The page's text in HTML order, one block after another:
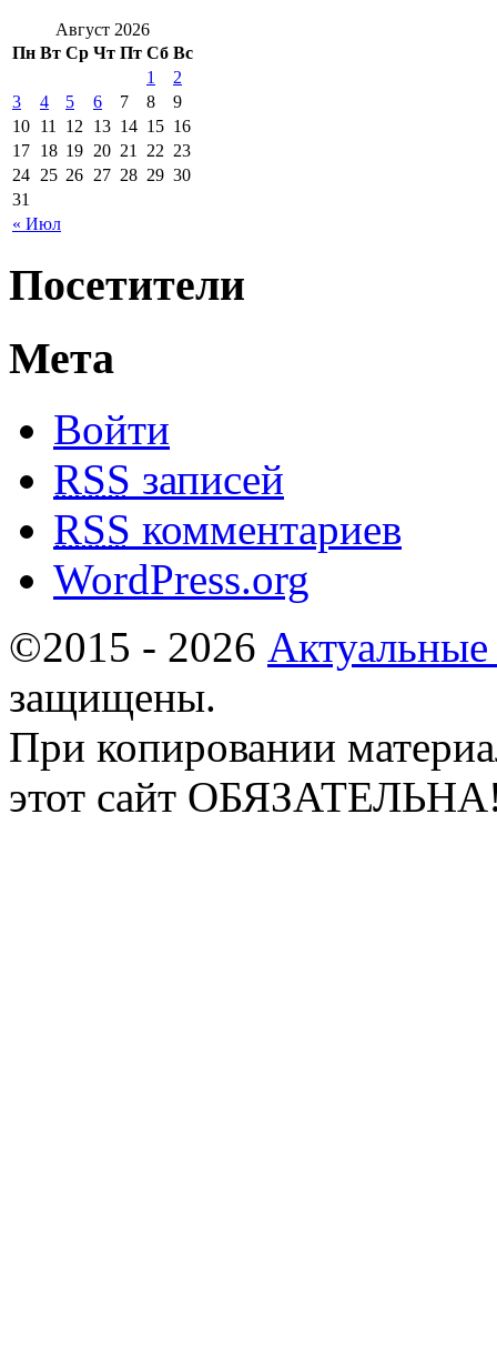
Август 2026
Пн Вт Ср Чт Пт Сб Вс
« Июл
1
2
3
4 5 6 7 8
9
10 11 12 13 14 15 16
17 18 19 20 21 22 23
24 25 26 27 28 29 30
31
Посетители
Мета
Войти
RSS записей
RSS комментариев
WordPress.org
©2015 - 2026
защищены.
При копировании
этот сайт